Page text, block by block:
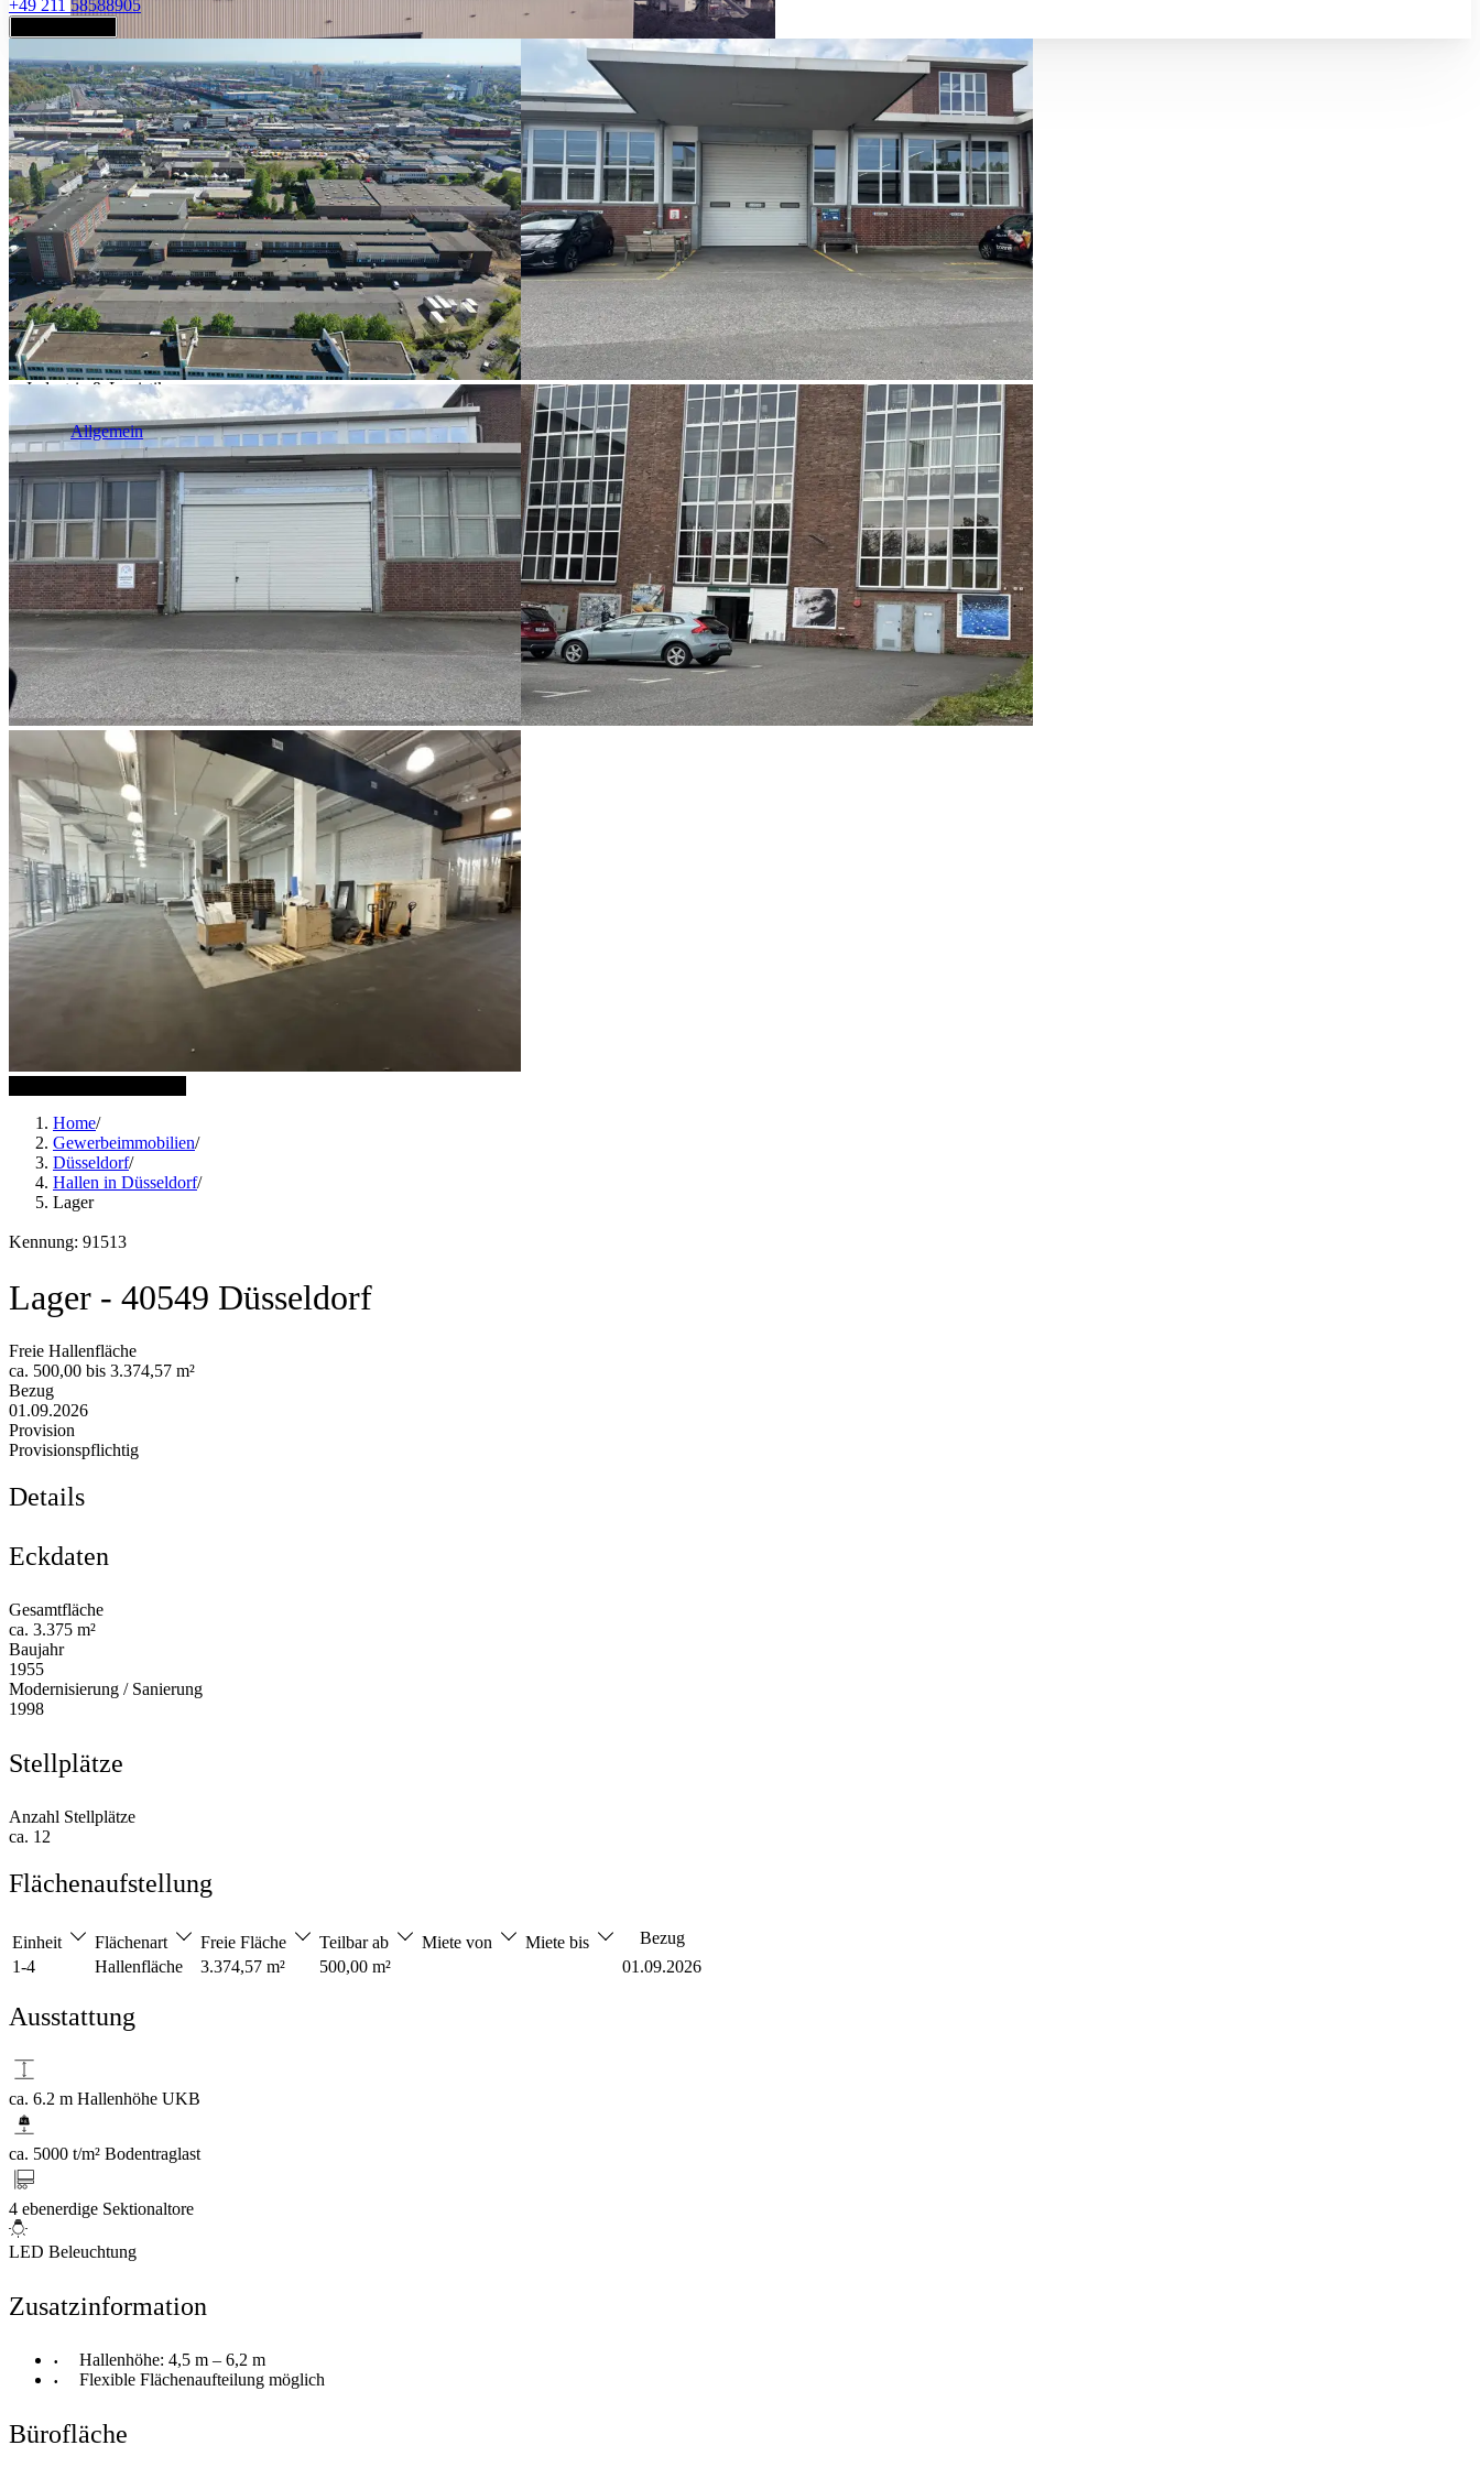
Industrie & Logistik
Allgemein
+49 211 58588905
Home/
Gewerbeimmobilien/
Düsseldorf/
Hallen in Düsseldorf/
Lager
Kennung: 91513
Lager - 40549 Düsseldorf
Freie Hallenfläche
ca. 500,00 bis 3.374,57 m²
Bezug
01.09.2026
Provision
Provisionspflichtig
Details
Eckdaten
Gesamtfläche
ca. 3.375 m²
Baujahr
1955
Modernisierung / Sanierung
1998
Stellplätze
Anzahl Stellplätze
ca. 12
Flächenaufstellung
Einheit Flächenart Freie Fläche Teilbar ab Miete von Miete bis
Bezug
1-4
Hallenfläche 3.374,57 m² 500,00 m² 01.09.2026
Ausstattung
ca. 6.2 m Hallenhöhe UKB
ca. 5000 t/m² Bodentraglast
4 ebenerdige Sektionaltore
LED Beleuchtung
Zusatzinformation
Hallenhöhe: 4,5 m – 6,2 m
Flexible Flächenaufteilung möglich
Bürofläche